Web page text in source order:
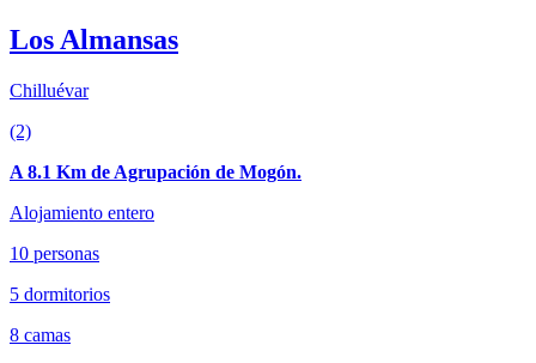
Los Almansas
Chilluévar
(2)
A 8.1 Km de Agrupación de Mogón.
Alojamiento entero
10 personas
5 dormitorios
8 camas